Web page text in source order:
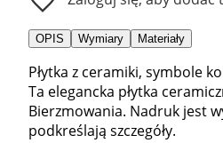
OPIS Wymiary Materiały
Płytka z ceramiki, symbole
Ta elegancka płytka
Bierzmowania. Nadruk jest
podkreślają szczegóły.